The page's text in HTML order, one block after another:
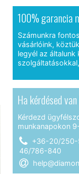
100% garancia
Számunkra
vásárlóink,
legyél az
Ha kérdésed
Kérdezd
munkanapokon
+36-20/
46/786-840